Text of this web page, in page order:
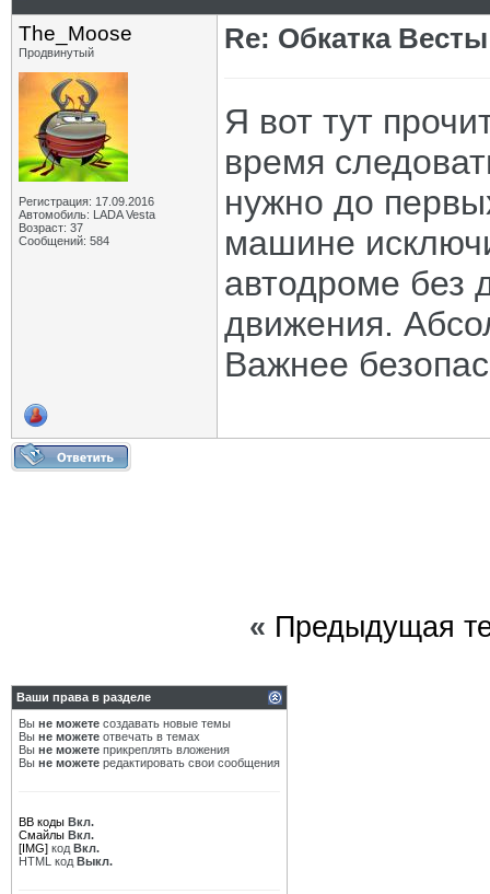
The_Moose
Продвинутый
Регистрация: 17.09.2016
Автомобиль: LADA Vesta
Возраст: 37
Сообщений: 584
Re: Обкатка Весты
Я вот тут
время
нужно до
машине
автодроме без
движения.
Важнее
« Предыдущая
Ваши права в разделе
Вы не можете создавать новые темы
Вы не можете отвечать в темах
Вы не можете прикреплять вложения
Вы не можете редактировать свои сообщения
BB коды Вкл.
Смайлы Вкл.
[IMG] код Вкл.
HTML код Выкл.